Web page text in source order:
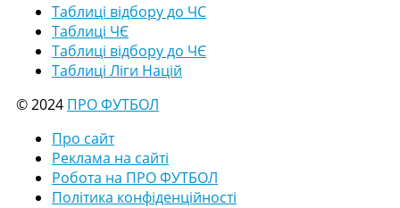
Таблиці відбору до ЧС
Таблиці ЧЄ
Таблиці відбору до ЧЄ
Таблиці Ліги Націй
© 2024 ПРО ФУТБОЛ
Про сайт
Реклама на сайті
Робота на ПРО ФУТБОЛ
Політика конфіденційності